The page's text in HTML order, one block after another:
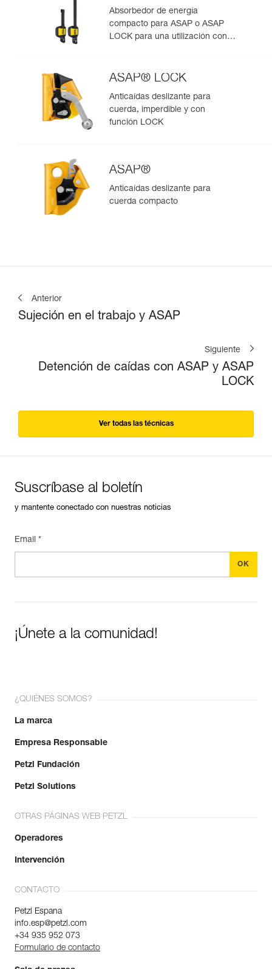
Absorbedor de energía
compacto para ASAP o ASAP
LOCK para una utilización con
ASAP® LOCK
Anticaídas deslizante para
cuerda, imperdible y con
función LOCK
ASAP®
Anticaídas deslizante para
cuerda compacto
Anterior
Sujeción en el trabajo y ASAP
Siguiente
Detención de caídas con ASAP y ASAP
LOCK
Ver todas las técnicas
Suscríbase al boletín
y mantente conectado con nuestras noticias
Email *
¡Únete a la comunidad!
¿QUIÉNES SOMOS?
La marca
Empresa Responsable
Petzl Fundación
Petzl Solutions
OTRAS PÁGINAS WEB PETZL
Operadores
Intervención
CONTACTO
Petzl Espana
info.esp@petzl.com
+34 935 952 073
Formulario de contacto